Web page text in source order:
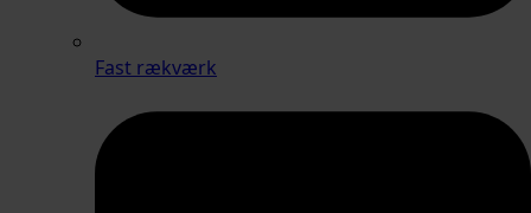
Fast rækværk